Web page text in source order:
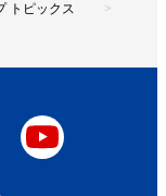
へ
トピックス